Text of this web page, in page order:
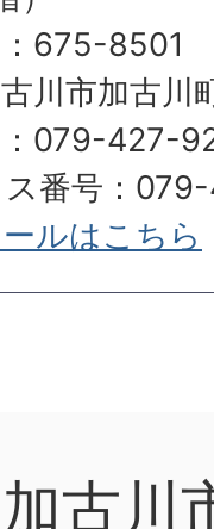
675-8501
川市加古川
：079-427-
ス番号：
ルはこちら
加古川